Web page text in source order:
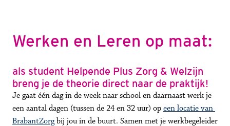
Werken en Leren op maat:
als student Helpende Plus Zorg & Welzijn
breng je de theorie direct naar de praktijk!
Je gaat één dag in de week naar school en daarnaast werk je
een aantal dagen (tussen de 24 en 32 uur) op een locatie van
BrabantZorg bij jou in de buurt. Samen met je werkbegeleider